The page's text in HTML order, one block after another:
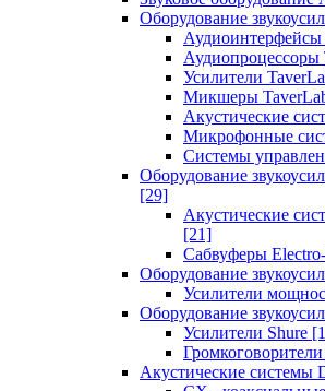
Оборудование
Аудиоинтерфейсы
Аудиопроцессоры
Усилители
Микшеры
Акустические
Микрофонные
Системы
Оборудование
[29]
Акустические
[21]
Сабвуферы
Оборудование
Усилители
Оборудование
Усилители Shure
Акустические системы